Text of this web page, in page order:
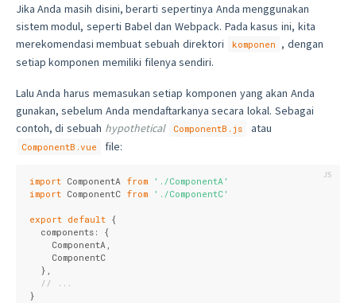
Jika Anda masih disini, berarti sepertinya Anda menggunakan
sistem modul, seperti Babel dan Webpack. Pada kasus ini, kita
merekomendasi membuat sebuah direktori
komponen , dengan
setiap komponen memiliki filenya sendiri.
Lalu Anda harus memasukan setiap komponen yang akan Anda
gunakan, sebelum Anda mendaftarkanya secara lokal. Sebagai
contoh, di sebuah hypothetical ComponentB.js atau
ComponentB.vue file:
import ComponentA from
'./ComponentA'
import ComponentC from './ComponentC'
export default {
components : {
    ComponentA,
    ComponentC
  },
// ...
}